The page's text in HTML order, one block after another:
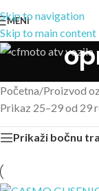
Skip to navigation
Skip to main content
MENI
Početna/Proizvod
Prikaz 25–29 od 29
Prikaži bočnu